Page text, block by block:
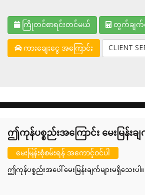
ကြိုတင်စာရင်းတင်မယ် တွက်ချက်
ကားချေးငွေ အကြောင်း CLIENT
ဤကုန်ပစ္စည်းအကြောင်း မေးမြန်းချ
မေးမြန်းစုံစမ်းရန် အကောင့်ဝင်ပါ
ဤကုန်ပစ္စည်းအပေါ် မေးမြန်းချက်များမရှိသေးပါ။